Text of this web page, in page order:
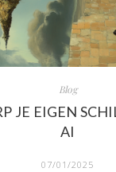
Blog
JE EIGEN
AI
07/01/2025